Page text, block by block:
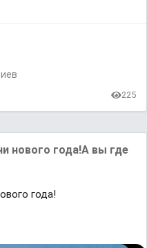
225
нового годa!A вы где
годa!